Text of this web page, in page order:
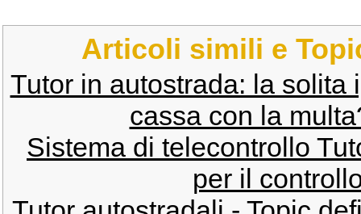
Articoli simili e
Tutor in autostrada: la solita
cassa con la
Sistema di telecontrollo
per il